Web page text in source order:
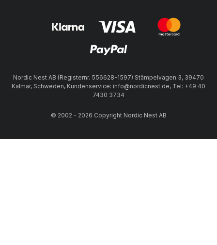
Nordic Nest AB (Registernr. 556628-1597) Stämpelvägen 3, 39470
Kalmar, Schweden, Kundenservice: info@nordicnest.de, Tel: +49 40
7430 3734
© 2002 - 2026 Copyright Nordic Nest AB